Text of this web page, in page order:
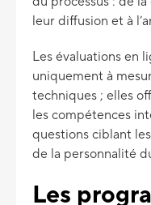
leur diffusion et à
Les évaluations en
uniquement à
techniques ; elles
les compétences
questions ciblant les
de la personnalité
Les